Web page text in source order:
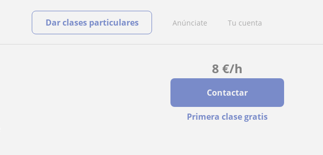
Anúnciate Tu cuenta
Dar clases particulares
8 €/h
Contactar
Primera clase gratis